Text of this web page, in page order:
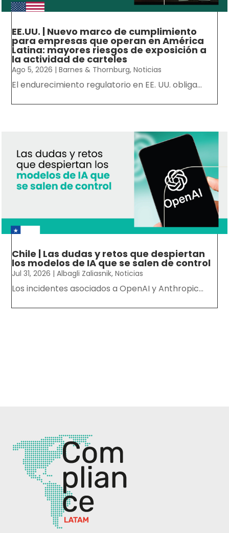
EE.UU. | Nuevo marco de cumplimiento
para empresas que operan en América
Latina: mayores riesgos de exposición a
la actividad de carteles
Ago 5, 2026 |Barnes & Thornburg,Noticias
El endurecimiento regulatorio en EE. UU. obliga...
Chile | Las dudas y retos que despiertan
los modelos de IA que se salen de control
Jul 31, 2026 |Albagli Zaliasnik,Noticias
Los incidentes asociados a OpenAI y Anthropic...